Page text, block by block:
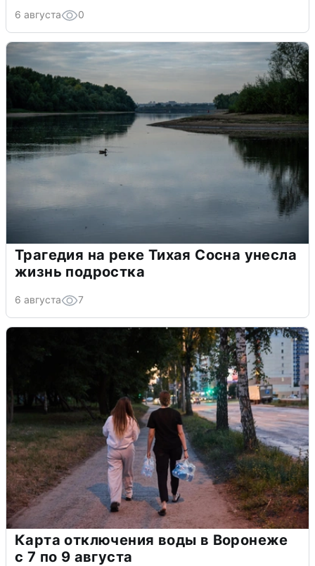
6 августа 0
Трагедия на реке Тихая Сосна унесла
жизнь подростка
6 августа 7
Карта отключения воды в Воронеже
с 7 по 9 августа